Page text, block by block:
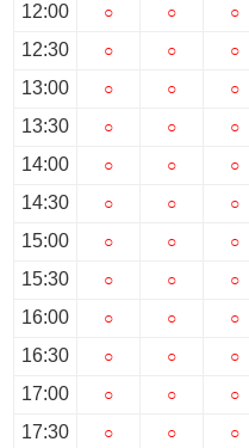
12:00
12:30
13:00
13:30
14:00
14:30
15:00
15:30
16:00
16:30
17:00
17:30
○
○
○
○
○
○
○
○
○
○
○
○
○
○
○
○
○
○
○
○
○
○
○
○
○
○
○
○
○
○
○
○
○
○
○
○